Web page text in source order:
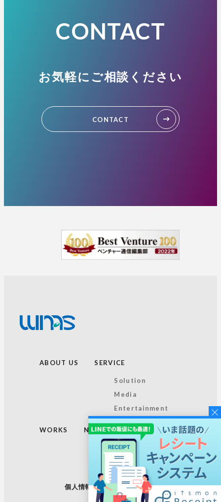
CONTACT
お気軽にご相談ください
CONTACT
ABOUT US SERVICE
Solution
Media
Entertainment
WORKS NEWS TOPICS RECRUIT
個人情報保護方針 サイトマップ